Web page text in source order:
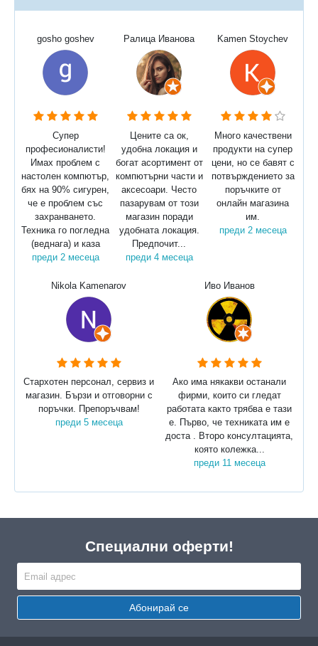
gosho goshev
Супер
професионалисти!
Имах проблем с
настолен компютър,
бях на 90% сигурен,
че е проблем със
захранването.
Техника го погледна
(веднага) и каза
преди 2 месеца
Ралица Иванова
Цените са ок,
удобна локация и
богат асортимент от
компютърни части и
аксесоари. Често
пазарувам от този
магазин поради
удобната локация.
Предпочит...
преди 4 месеца
Kamen Stoychev
Много качествени
продукти на супер
цени, но се бавят с
потвърждението за
поръчките от
онлайн магазина
им.
преди 2 месеца
Nikola Kamenarov
Стархотен персонал, сервиз и
магазин. Бързи и отговорни с
поръчки. Препоръчвам!
преди 5 месеца
Иво Иванов
Ако има някакви останали
фирми, които си гледат
работата както трябва е тази
е. Първо, че техниката им е
доста . Второ консултацията,
която колежка...
преди 11 месеца
Специални оферти!
Абонирай се